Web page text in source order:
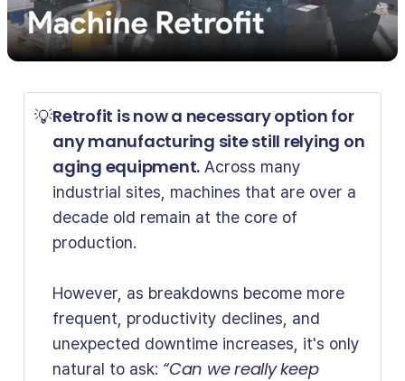
💡Retrofit is now a necessary option for
any manufacturing site still relying on
aging equipment. Across many
industrial sites, machines that are over a
decade old remain at the core of
production.
However, as breakdowns become more
frequent, productivity declines, and
unexpected downtime increases, it's only
natural to ask: “Can we really keep